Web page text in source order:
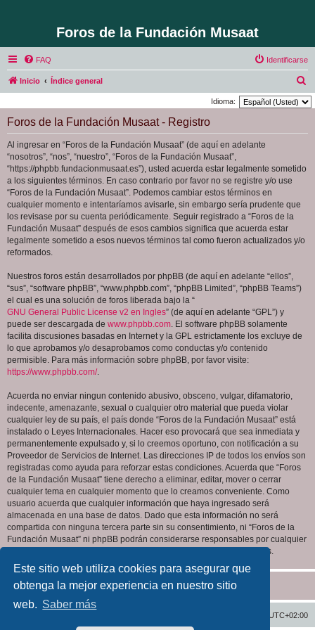
Este sitio web utiliza cookies para asegurar que
obtenga la mejor experiencia en nuestro sitio
web. Saber más
Foros de la Fundación Musaat
FAQ Identificarse
Inicio Índice general
u
Idioma:
Foros de la Fundación Musaat - Registro
Al ingresar en “Foros de la Fundación Musaat” (de aquí en adelante
“nosotros”, “nos”, “nuestro”, “Foros de la Fundación Musaat”,
“https://phpbb.fundacionmusaat.es”), usted acuerda estar legalmente sometido
a los siguientes términos. En caso contrario por favor no se registre y/o use
“Foros de la Fundación Musaat”. Podemos cambiar estos términos en
cualquier momento e intentaríamos avisarle, sin embargo sería prudente que
los revisase por su cuenta periódicamente. Seguir registrado a “Foros de la
Fundación Musaat” después de esos cambios significa que acuerda estar
legalmente sometido a esos nuevos términos tal como fueron actualizados y/o
reformados.
Nuestros foros están desarrollados por phpBB (de aquí en adelante “ellos”,
“sus”, “software phpBB”, “www.phpbb.com”, “phpBB Limited”, “phpBB Teams”)
el cual es una solución de foros liberada bajo la “
GNU General Public License v2 en Ingles” (de aquí en adelante “GPL”) y
puede ser descargada de www.phpbb.com. El software phpBB solamente
facilita discusiones basadas en Internet y la GPL estrictamente los excluye de
lo que aprobamos y/o desaprobamos como conductas y/o contenido
permisible. Para más información sobre phpBB, por favor visite:
https://www.phpbb.com/.
Acuerda no enviar ningun contenido abusivo, obsceno, vulgar, difamatorio,
indecente, amenazante, sexual o cualquier otro material que pueda violar
cualquier ley de su país, el país donde “Foros de la Fundación Musaat” está
instalado o Leyes Internacionales. Hacer eso provocará que sea inmediata y
permanentemente expulsado y, si lo creemos oportuno, con notificación a su
Proveedor de Servicios de Internet. Las direcciones IP de todos los envíos son
registradas como ayuda para reforzar estas condiciones. Acuerda que “Foros
de la Fundación Musaat” tiene derecho a eliminar, editar, mover o cerrar
cualquier tema en cualquier momento que lo creamos conveniente. Como
usuario acuerda que cualquier información que haya ingresado será
almacenada en una base de datos. Dado que esta información no será
compartida con ninguna tercera parte sin su consentimiento, ni “Foros de la
Fundación Musaat” ni phpBB podrán considerarse responsables por cualquier
intento de hacking que conlleve a que los datos sean comprometidos.
UTC+02:00